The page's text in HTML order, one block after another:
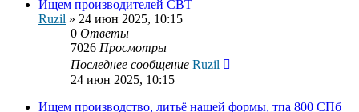
Ищем производителей СВТ
Ruzil » 24 июн 2025, 10:15
0 Ответы
7026 Просмотры
Последнее сообщение Ruzil
24 июн 2025, 10:15
Ищем производство, литьё нашей формы, тпа 800 СПб